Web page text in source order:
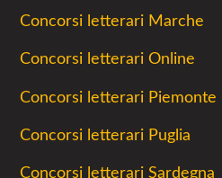
Concorsi letterari Marche
Concorsi letterari Online
Concorsi letterari Piemonte
Concorsi letterari Puglia
Concorsi letterari Sardegna